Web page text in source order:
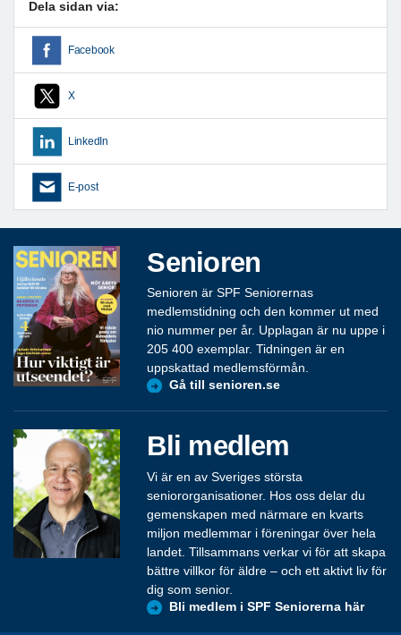
Dela sidan via:
Facebook
X
LinkedIn
E-post
Senioren
Senioren är SPF Seniorernas
medlemstidning och den kommer ut med
nio nummer per år. Upplagan är nu uppe i
205 400 exemplar. Tidningen är en
uppskattad medlemsförmån.
Gå till senioren.se
Bli medlem
Vi är en av Sveriges största
seniororganisationer. Hos oss delar du
gemenskapen med närmare en kvarts
miljon medlemmar i föreningar över hela
landet. Tillsammans verkar vi för att skapa
bättre villkor för äldre – och ett aktivt liv för
dig som senior.
Bli medlem i SPF Seniorerna här